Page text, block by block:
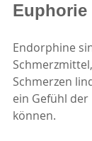
Euphorie
Endorphine
Schmerzen
ein Gefühl
können.